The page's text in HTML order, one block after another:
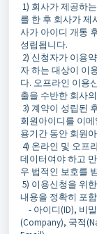
1) 회사가 제공하
를 한 후 회사가 제
사가 아이디 개통
성립됩니다.
2) 신청자가 이용
자 하는 대상이 이
다. 오프라인 이용
출을 수반한 회사
3) 계약이 성립된
회원아이디를 이
용기간 동안 회원
4) 온라인 및 오프
데이터여야 하고
우 법적인 보호를
5) 이용신청을 위
내용을 정확히 포
- 아이디(ID), 비
(Company), 국적